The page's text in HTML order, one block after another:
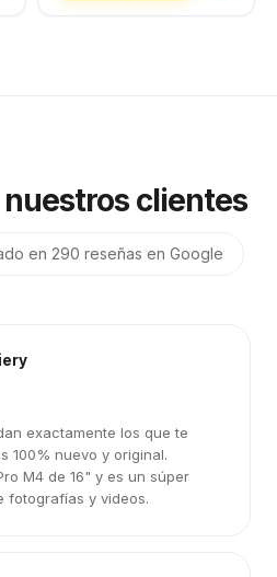
clientes
en 290 reseñas en Google
exactamente los que te
100% nuevo y original.
M4 de 16" y es un súper
fotografías y videos.